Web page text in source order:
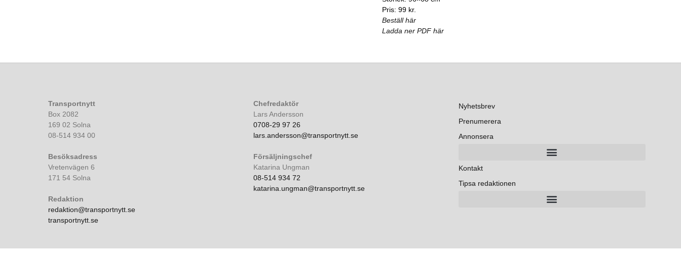
Pris: 99 kr.
Beställ här
Ladda ner PDF här
Transportnytt
Box 2082
169 02 Solna
08-514 934 00
Besöksadress
Vretenvägen 6
171 54 Solna
Redaktion
redaktion@transportnytt.se
transportnytt.se
Chefredaktör
Lars Andersson
0708-29 97 26
lars.andersson@transportnytt.se
Försäljningschef
Katarina Ungman
08-514 934 72
katarina.ungman@transportnytt.se
Nyhetsbrev
Prenumerera
Annonsera
Kontakt
Tipsa redaktionen